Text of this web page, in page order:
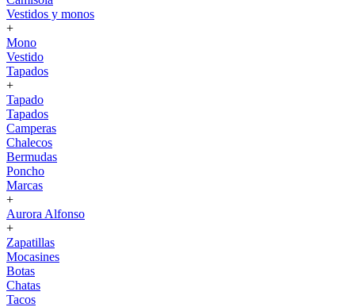
Vestidos y monos
+
Mono
Vestido
Tapados
+
Tapado
Tapados
Camperas
Chalecos
Bermudas
Poncho
Marcas
+
Aurora Alfonso
+
Zapatillas
Mocasines
Botas
Chatas
Tacos